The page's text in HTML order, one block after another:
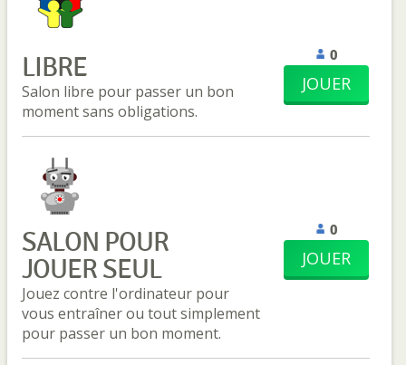
LIBRE
Salon libre pour passer un bon
moment sans obligations.
0
JOUER
SALON POUR
JOUER SEUL
Jouez contre l'ordinateur pour
vous entraîner ou tout simplement
pour passer un bon moment.
0
JOUER